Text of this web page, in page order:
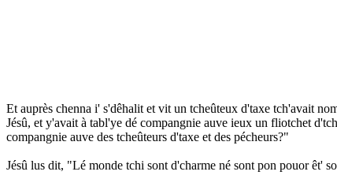
Et auprès chenna i' s'dêhalit et vit un tcheûteux d'taxe tch'avait
Jésû, et y'avait à tabl'ye dé compangnie auve ieux un fliotchet
compangnie auve des tcheûteurs d'taxe et des pécheurs?"
Jésû lus dit, "Lé monde tchi sont d'charme né sont pon pouor êt'